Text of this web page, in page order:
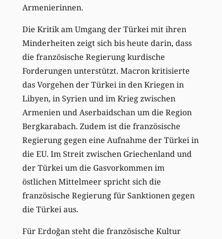
Armenierinnen.
Die Kritik am Umgang der Türkei mit ihren
Minderheiten zeigt sich bis heute darin, dass
die französische Regierung kurdische
Forderungen unterstützt. Macron kritisierte
das Vorgehen der Türkei in den Kriegen in
Libyen, in Syrien und im Krieg zwischen
Armenien und Aserbaidschan um die Region
Bergkarabach. Zudem ist die französische
Regierung gegen eine Aufnahme der Türkei in
die EU. Im Streit zwischen Griechenland und
der Türkei um die Gasvorkommen im
östlichen Mittelmeer spricht sich die
französische Regierung für Sanktionen gegen
die Türkei aus.
Für Erdoğan steht die französische Kultur